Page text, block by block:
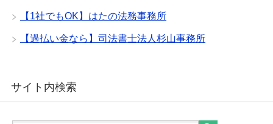
【1社でもOK】はたの法務事務所
【過払い金なら】司法書士法人杉山事務所
サイト内検索